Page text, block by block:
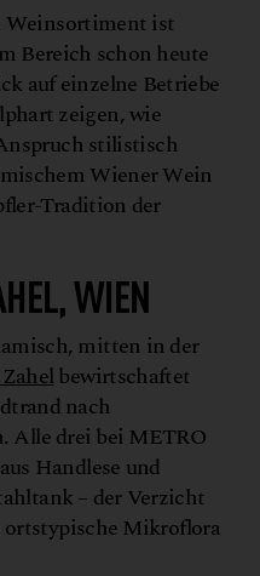
Weinsortiment ist
Bereich schon heute
auf einzelne Betriebe
zeigen, wie
stilistisch
Wiener Wein
Tradition der
WIEN
mitten in der
bewirtschaftet
nach
Alle drei bei METRO
Handlese und
– der Verzicht
ortstypische Mikroflora